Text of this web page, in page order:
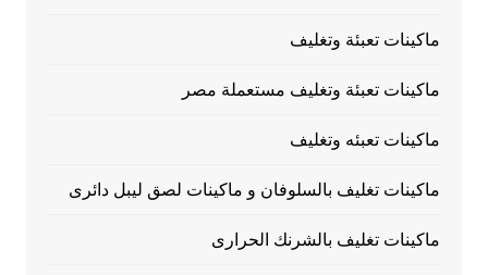
ماكينات تعبئة وتغليف
ماكينات تعبئة وتغليف مستعملة مصر
ماكينات تعبئه وتغليف
ماكينات تغليف بالسلوفان و ماكينات لصق ليبل دائرى
ماكينات تغليف بالشرنك الحرارى